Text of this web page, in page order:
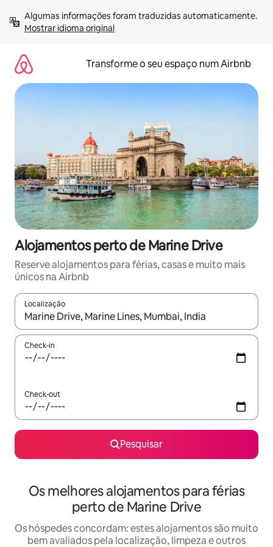
para
Mostrar idioma original
Transforme o seu espaço num Airbnb
Alojamentos perto de Marine Drive
Reserve alojamentos para férias, casas e muito mais
únicos na Airbnb
Localização
Quando os resultados estiverem disponíveis, navegue com
Check-in
Check-out
Pesquisar
Os melhores alojamentos para férias
perto de Marine Drive
Os hóspedes concordam: estes alojamentos são muito
bem avaliados pela localização, limpeza e outros